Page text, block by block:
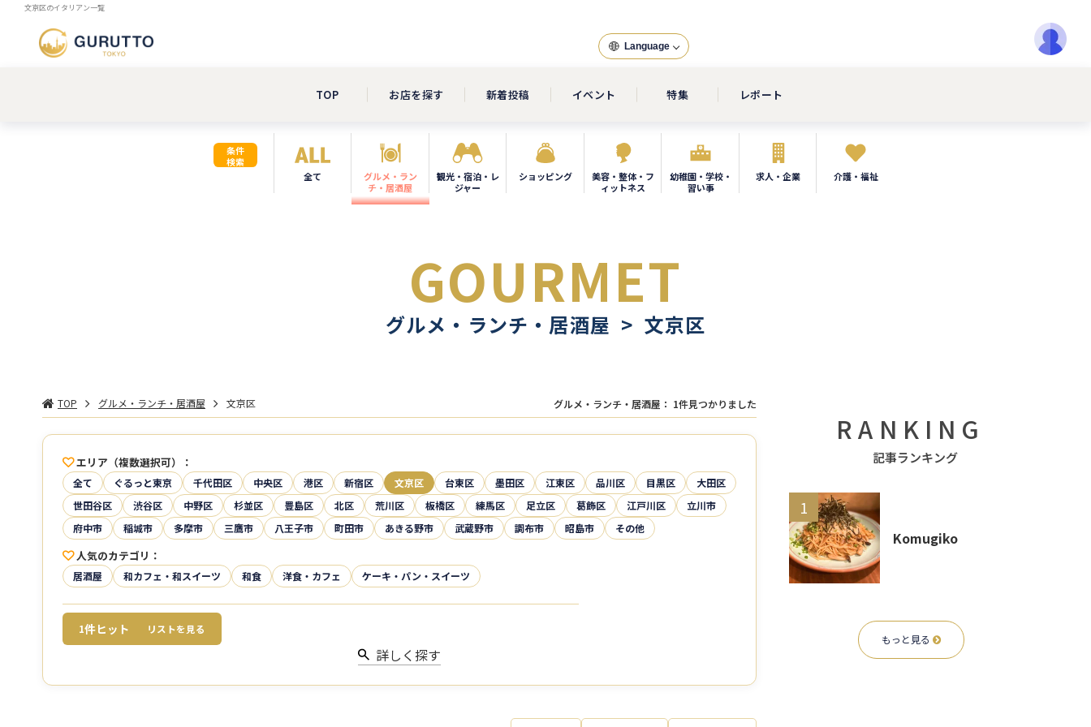
文京区のイタリアン一覧
Language
TOP お店を探す 新着投稿 イベント 特集 レポート
条件
検索
全て
グルメ・ラン
チ・居酒屋
観光・宿泊・レ
ジャー
ショッピング
美容・整体・フ
ィットネス
幼稚園・学校・
習い事
求人・企業 介護・福祉
GOURMET
グルメ・ランチ・居酒屋 > 文京区
TOP グルメ・ランチ・居酒屋 文京区 グルメ・ランチ・居酒屋 ： 1件見つかりました
エリア（複数選択可）
全て ぐるっと東京 千代田区 中央区 港区 新宿区 文京区 台東区 墨田区 江東区 品川区 目黒区
大田区
世田谷区
渋谷区 中野区 杉並区 豊島区 北区 荒川区 板橋区 練馬区 足立区 葛飾区 江戸川区
立川市
府中市
稲城市 多摩市 三鷹市 八王子市 町田市 あきる野市 武蔵野市 調布市 昭島市 その他
人気のカテゴリ
居酒屋 和カフェ・和スイーツ 和食 洋食・カフェ ケーキ・パン・スイーツ
1件ヒット リストを見る
詳しく探す
RANKING
1
Komugiko
もっと見る